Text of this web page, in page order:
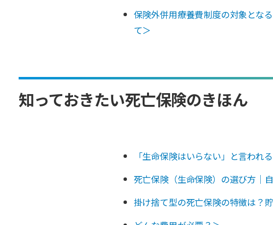
保険外併用療養費制度の対象とな
て＞
知っておきたい死亡保険のきほん
「生命保険はいらない」と言われ
死亡保険（生命保険）の選び方｜
掛け捨て型の死亡保険の特徴は？